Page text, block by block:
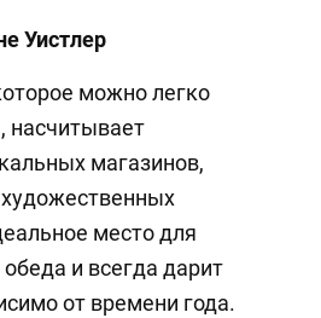
Уистлер
можно легко
насчитывает
магазинов,
место для
и всегда дарит
от времени года.